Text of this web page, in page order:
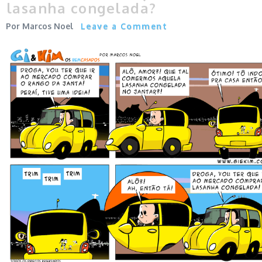
lasanha congelada?
Marcos Noel Leave a Comment